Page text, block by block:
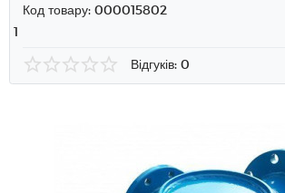
Код товару: 000015802
1
Відгуків: 0